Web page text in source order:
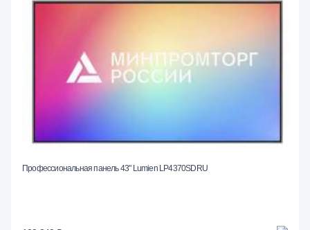
Профессиональная панель 43" Lumien LP4370SDRU